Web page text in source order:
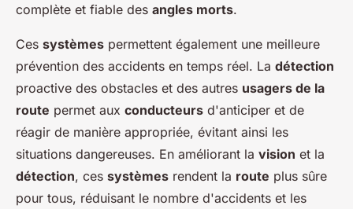
complète et fiable des angles morts.
Ces systèmes permettent également une meilleure
prévention des accidents en temps réel. La détection
proactive des obstacles et des autres usagers de la
route permet aux conducteurs d'anticiper et de
réagir de manière appropriée, évitant ainsi les
situations dangereuses. En améliorant la vision et la
détection, ces systèmes rendent la route plus sûre
pour tous, réduisant le nombre d'accidents et les